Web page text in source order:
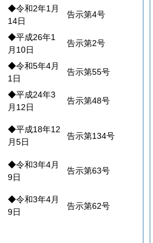
◆令和2年1月
14日
告示第4号
◆平成26年1
月10日
告示第2号
◆令和5年4月
1日
告示第55号
◆平成24年3
月12日
告示第48号
◆平成18年12
月5日
告示第134号
◆令和3年4月
9日
告示第63号
◆令和3年4月
9日
告示第62号